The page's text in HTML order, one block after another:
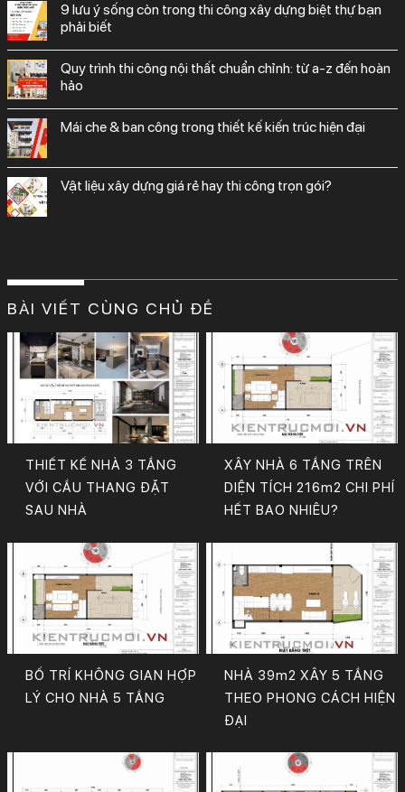
9 lưu ý sống còn trong thi công xây dựng biệt thự bạn
phải biết
quy trình thi công nội thất chuẩn chỉnh: từ a-z đến hoàn
hảo
mái che & ban công trong thiết kế kiến trúc hiện đại
vật liệu xây dựng giá rẻ hay thi công trọn gói?
BÀI VIẾT CÙNG CHỦ ĐỀ
THIẾT KẾ NHÀ 3 TẦNG
VỚI CẦU THANG ĐẶT
SAU NHÀ
XÂY NHÀ 6 TẦNG TRÊN
DIỆN TÍCH 216m2 CHI PHÍ
HẾT BAO NHIÊU?
BỐ TRÍ KHÔNG GIAN HỢP
LÝ CHO NHÀ 5 TẦNG
NHÀ 39m2 XÂY 5 TẦNG
THEO PHONG CÁCH HIỆN
ĐẠI